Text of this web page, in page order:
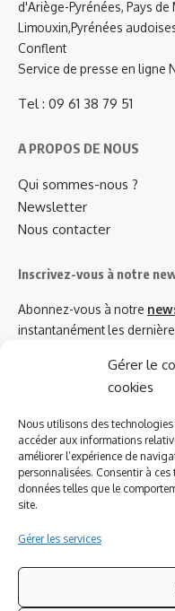
Gérer le
cookies
Nous utilisons des
accéder aux informations
améliorer l’expérience de
personnalisées. Consentir à
données telles que le
site.
Gérer les services
d'Ariège-Pyrénées, Pays de
Limouxin,Pyrénées
Conflent
Service de presse en ligne
Tel : 09 61 38 79 51
A PROPOS DE NOUS
Qui sommes-nous ?
Newsletter
Nous contacter
Inscrivez-vous à notre
Abonnez-vous à notre
instantanément les
Azinat.com TV soutient